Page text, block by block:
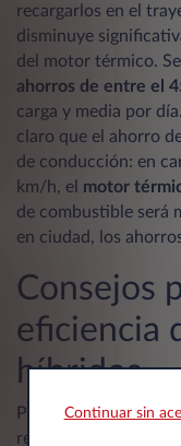
recargarlos en el
disminuye
del motor térmico.
ahorros de entre el
carga y media por
claro que el ahorro
de conducción: en
km/h, el motor
de combustible será
en ciudad, los
Consejos
eficiencia
híbridos
Para maximizar la
recorrerse en
Continuar sin